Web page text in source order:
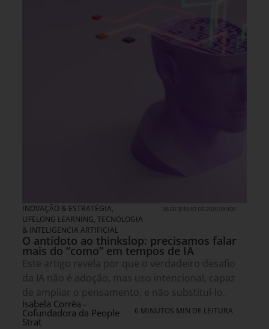
INOVAÇÃO & ESTRATÉGIA,
LIFELONG LEARNING, TECNOLOGIA
& INTELIGENCIA ARTIFICIAL
26 DE JUNHO DE 2026 08H00
O antídoto ao thinkslop: precisamos falar
mais do “como” em tempos de IA
Este artigo revela por que o verdadeiro desafio
da IA não é adoção, mas uso intencional, capaz
de ampliar o pensamento, e não substituí-lo.
Isabela Corrêa -
Cofundadora da People
Strat
6 MINUTOS MIN DE LEITURA